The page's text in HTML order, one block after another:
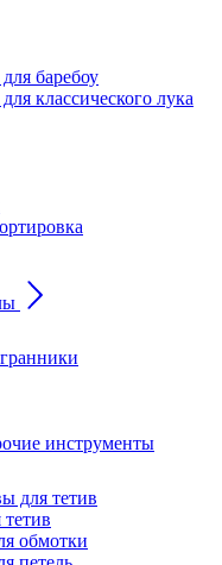
баребоу
классического лука
инструменты
для тетив
обмотки